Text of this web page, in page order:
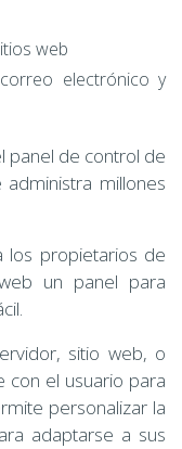
web
electrónico y
panel de control de
millones
los propietarios de
un panel para
sitio web, o
con el usuario para
personalizar la
adaptarse a sus